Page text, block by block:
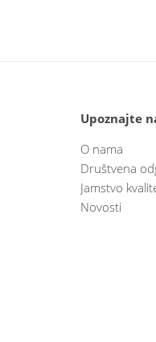
Upoznajte
O nama
Društvena
Jamstvo
Novosti